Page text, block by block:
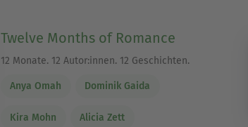
Twelve Months of Romance
12 Monate. 12 Autor:innen. 12 Geschichten.
Anya Omah Dominik Gaida
Kira Mohn Alicia Zett